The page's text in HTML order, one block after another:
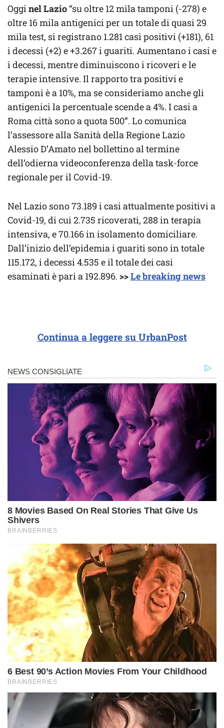
Ogginel Lazio“su oltre 12 mila tamponi (-278) e
oltre 16 mila antigenici per un totale di quasi 29
mila test, si registrano 1.281 casi positivi (+181), 61
i decessi (+2) e +3.267 i guariti. Aumentano i casi e
i decessi, mentre diminuiscono i ricoveri e le
terapie intensive. Il rapporto tra positivi e
tamponi è a 10%, ma se consideriamo anche gli
antigenici la percentuale scende a 4%. I casi a
Roma città sono a quota 500”. Lo comunica
l’assessore alla Sanità della Regione Lazio
Alessio D’Amato nel bollettino al termine
dell’odierna videoconferenza della task-force
regionale per il Covid-19.
Nel Lazio sono 73.189 i casi attualmente positivi a
Covid-19, di cui 2.735 ricoverati, 288 in terapia
intensiva, e 70.166 in isolamento domiciliare.
Dall’inizio dell’epidemia i guariti sono in totale
115.172, i decessi 4.535 e il totale dei casi
esaminati è pari a 192.896. >>Le breaking news
Continua a leggere su UrbanPost